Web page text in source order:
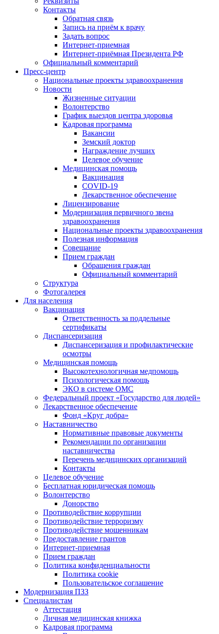
Контакты
Обратная связь
Запись на приём к врачу
Задать вопрос
Интернет-приемная
Интернет-приёмная Президента РФ
Официальный комментарий
Пресс-центр
Национальные проекты здравоохранения
Новости
Жизненные ситуации
Волонтерство
График выездов центра здоровья
Кадровая программа
Вакансии
Земский доктор
Награждение лучших
Целевое обучение
Медицинская помощь
Вакцинация
COVID-19
Лекарственное обеспечение
Лицензирование
Модернизация первичного звена
здравоохранения
Национальные проекты здравоохранения
Полезная информация
Совещание
Прием граждан
Обращения граждан
Официальный комментарий
Структура
Фотогалерея
Для населения
Вакцинация
Ответственность за поддельные
сертификаты
Диспансеризация
Диспансеризация и профилактические
осмотры
Медицинская помощь
Высокотехнологичная медпомощь
Психологическая помощь
ЭКО в системе ОМС
Федеральный проект «Государство для людей»
Лекарственное обеспечение
Фонд «Круг добра»
Наставничество
Нормативные правовые документы
Рекомендации по организации
наставничества
Перечень медицинских организаций
Контакты
Целевое обучение
Бесплатная юридическая помощь
Волонтерство
Донорство
Противодействие коррупции
Противодействие терроризму
Противодействие мошенникам
Предоставление грантов
Интернет-приемная
Прием граждан
Политика конфиденциальности
Политика cookie
Пользовательское соглашение
Модернизация ПЗЗ
Специалистам
Аттестация
Личная медицинская книжка
Кадровая программа